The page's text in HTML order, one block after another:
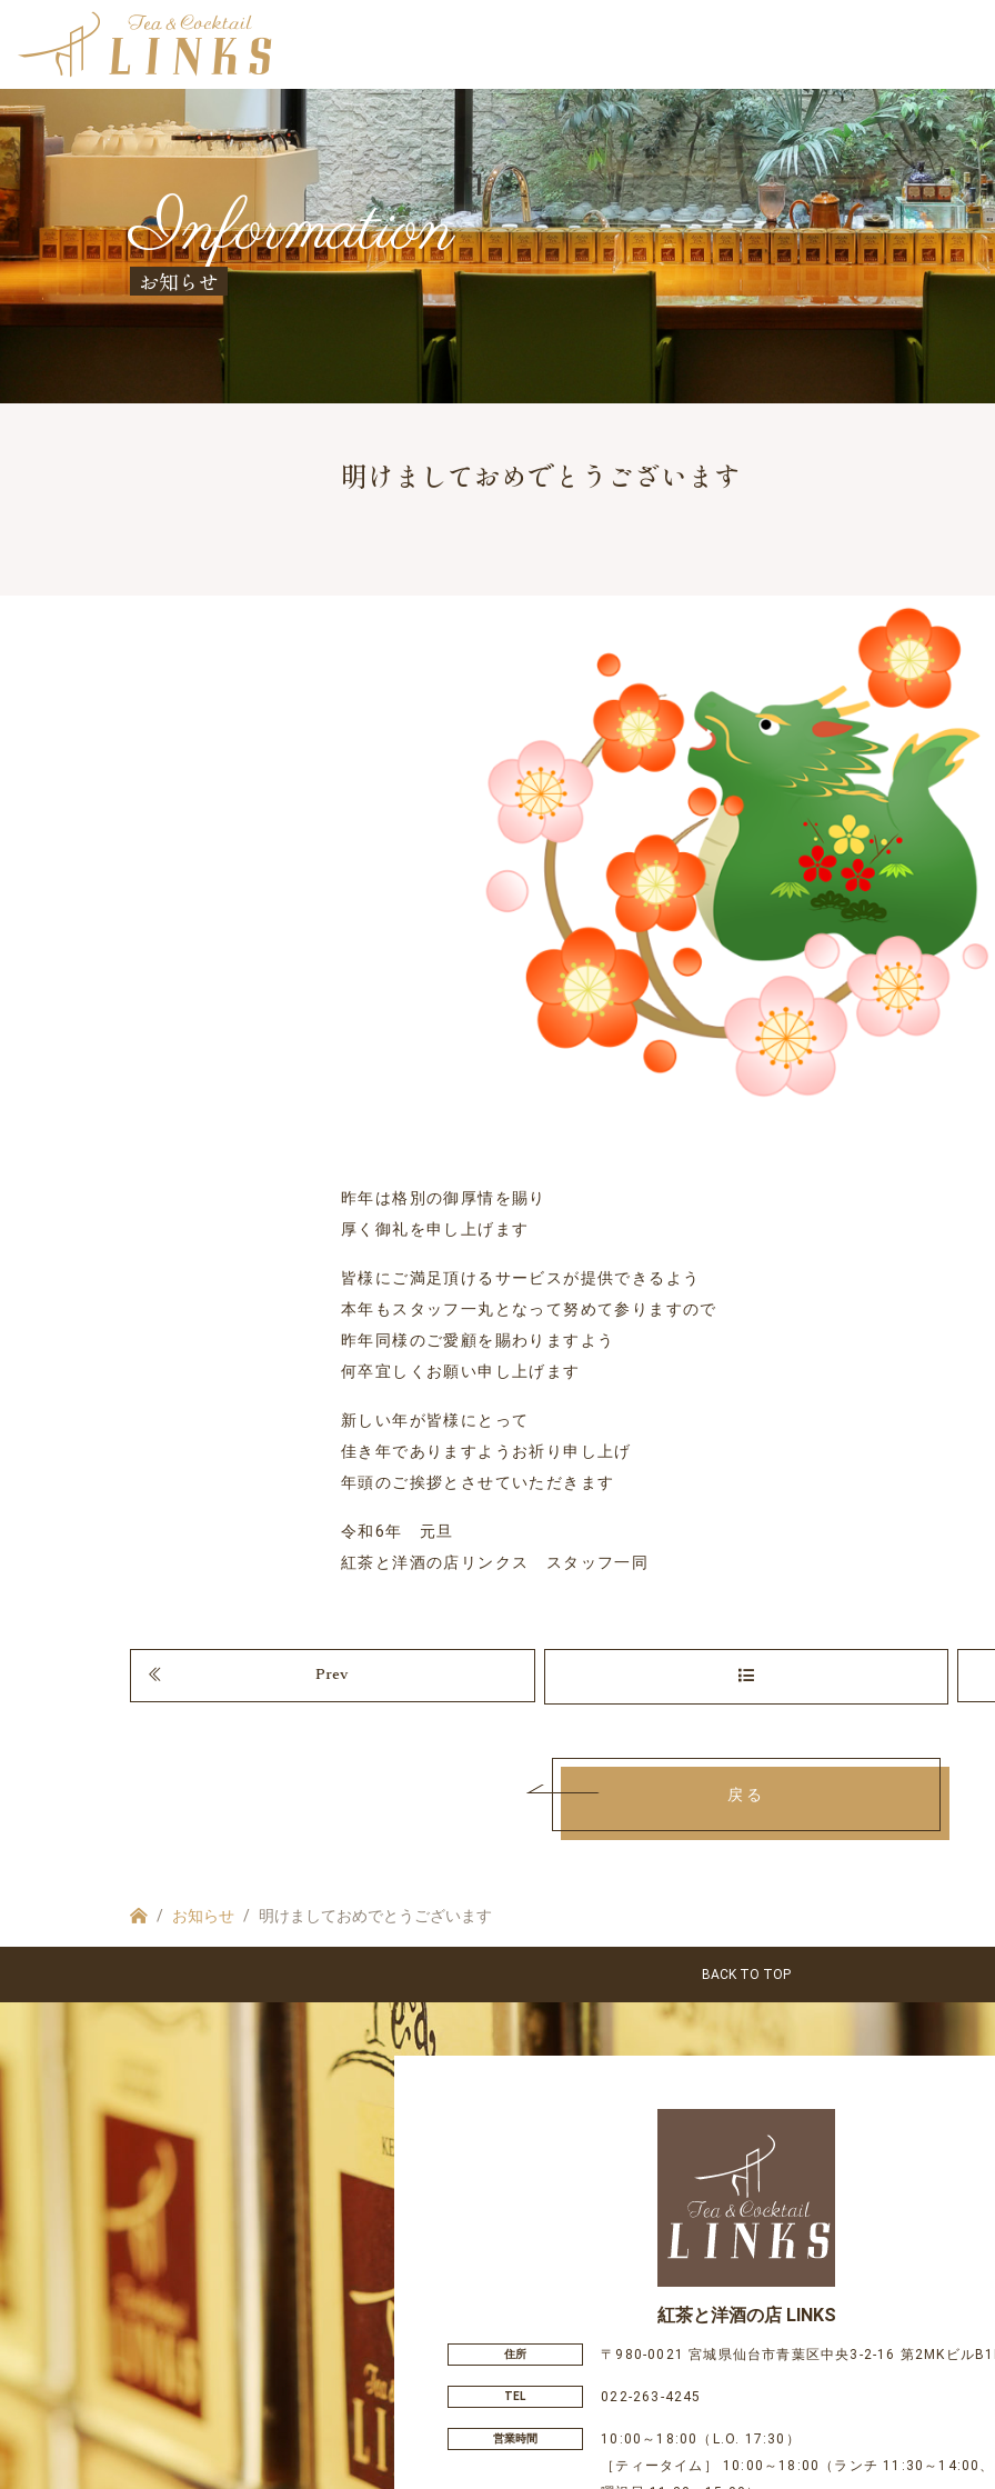
Information
お知らせ
明けましておめでとうございます
昨年は格別の御厚情を賜り
厚く御礼を申し上げます
皆様にご満足頂けるサービスが提供できるよう
本年もスタッフ一丸となって努めて参りますので
昨年同様のご愛顧を賜わりますよう
何卒宜しくお願い申し上げます
新しい年が皆様にとって
佳き年でありますようお祈り申し上げ
年頭のご挨拶とさせていただきます
令和6年 元旦
紅茶と洋酒の店リンクス スタッフ一同
Prev
戻る
お知らせ 明けましておめでとうございます
BACK TO TOP
紅茶と洋酒の店 LINKS
住所 〒980-0021 宮城県仙台市青葉区中央3-2-16 第2MKビル
TEL 022-263-4245
営業時間
10:00～18:00（L.O. 17:30）
［ティータイム］ 10:00～18:00（ランチ 11:30～14:00